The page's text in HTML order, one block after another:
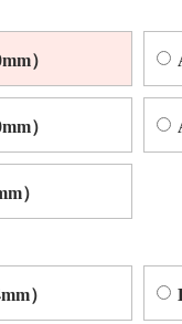
）
）
）
）